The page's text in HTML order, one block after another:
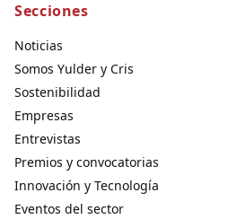
Secciones
Noticias
Somos Yulder y Cris
Sostenibilidad
Empresas
Entrevistas
Premios y convocatorias
Innovación y Tecnología
Eventos del sector